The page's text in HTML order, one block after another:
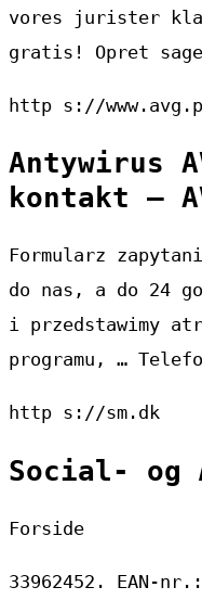
vores jurister
gratis! Opret
http s://
Antywirus
kontakt –
Formularz
do nas, a do 24
i przedstawimy
programu, …
http s://sm.dk
Social- og
Forside
33962452. EAN-